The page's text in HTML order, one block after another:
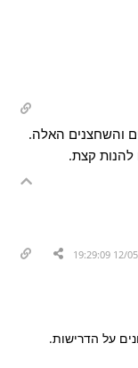
והשחצנים האלה.
להנות קצת.
על הדרישות.